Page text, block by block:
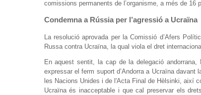
comissions permanents de l’organisme, a més de
Condemna a Rússia per l’agressió a Ucraïna
La resolució aprovada per la Comissió d’Afers
Russa contra Ucraïna, la qual viola el dret
En aquest sentit, la cap de la delegació
expressar el ferm suport d’Andorra a Ucraïna
les Nacions Unides i de l'Acta Final de Hèlsinki, així
Ucraïna és inacceptable i que cal preservar els